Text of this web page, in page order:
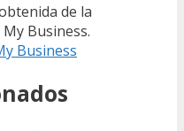
de la
Business.
Business